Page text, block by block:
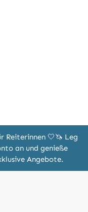
Reiterinnen 🤍🦄 Leg
an und genieße
Angebote.